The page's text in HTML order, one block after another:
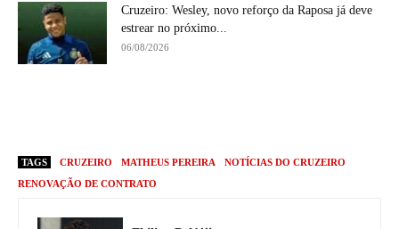
Cruzeiro: Wesley, novo reforço da Raposa já deve
estrear no próximo...
06/08/2026
TAGS CRUZEIRO MATHEUS PEREIRA
NOTÍCIAS DO CRUZEIRO
RENOVAÇÃO DE CONTRATO